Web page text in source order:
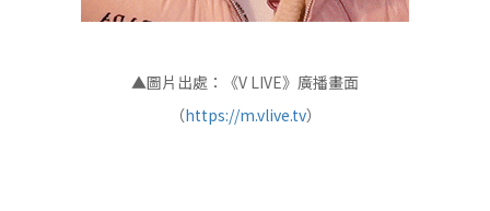
▲圖片出處：《V LIVE》廣播畫面
（https://m.vlive.tv）